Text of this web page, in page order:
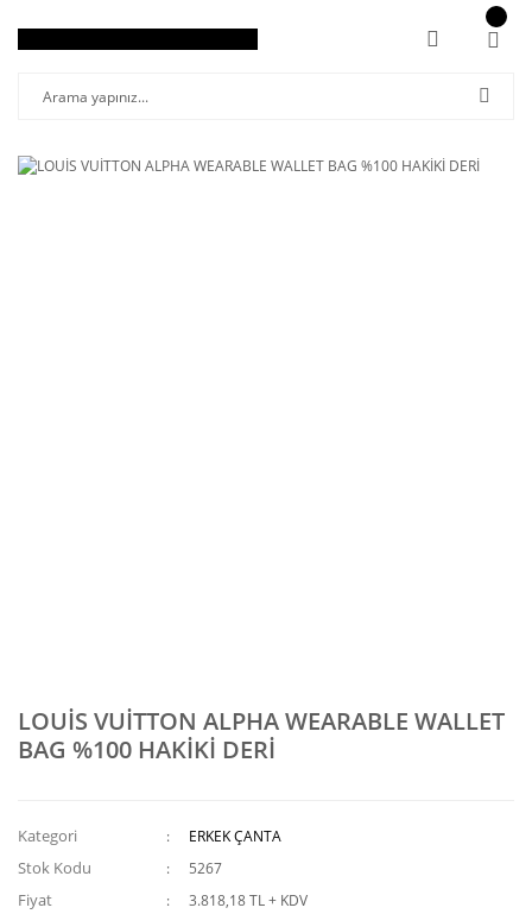
LOUİS VUİTTON ALPHA WEARABLE WALLET
BAG %100 HAKİKİ DERİ
Kategori ERKEK ÇANTA
Stok Kodu 5267
Fiyat 3.818,18 TL + KDV